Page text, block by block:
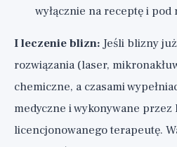
wyłącznie na receptę i
I leczenie blizn:Jeśli blizny
rozwiązania (laser,
chemiczne, a czasami
medyczne i wykonywane
licencjonowanego terapeutę.